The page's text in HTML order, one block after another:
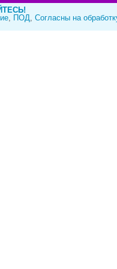
, ПОД, Согласны на